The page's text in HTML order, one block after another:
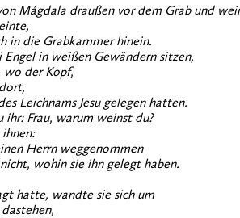
Mágdala draußen vor dem Grab und
in die Grabkammer hinein.
Engel in weißen Gewändern sitzen,
wo der Kopf,
Leichnams Jesu gelegen hatten.
ihr: Frau, warum weinst du?
Herrn weggenommen
wohin sie ihn gelegt haben.
hatte, wandte sie sich um